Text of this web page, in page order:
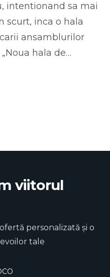
intentionand sa mai
scurt, inca o hala
ansamblurilor
hala de…
viitorul
personalizată și o
tale